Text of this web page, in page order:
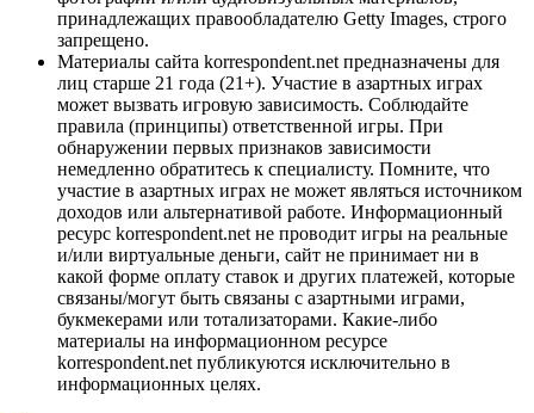
принадлежащих правообладателю Getty Images, строго
запрещено.
Материалы сайта korrespondent.net предназначены для
лиц старше 21 года (21+). Участие в азартных играх
может вызвать игровую зависимость. Соблюдайте
правила (принципы) ответственной игры. При
обнаружении первых признаков зависимости
немедленно обратитесь к специалисту. Помните, что
участие в азартных играх не может являться источником
доходов или альтернативой работе. Информационный
ресурс korrespondent.net не проводит игры на реальные
и/или виртуальные деньги, сайт не принимает ни в
какой форме оплату ставок и других платежей, которые
связаны/могут быть связаны с азартными играми,
букмекерами или тотализаторами. Какие-либо
материалы на информационном ресурсе
korrespondent.net публикуются исключительно в
информационных целях.